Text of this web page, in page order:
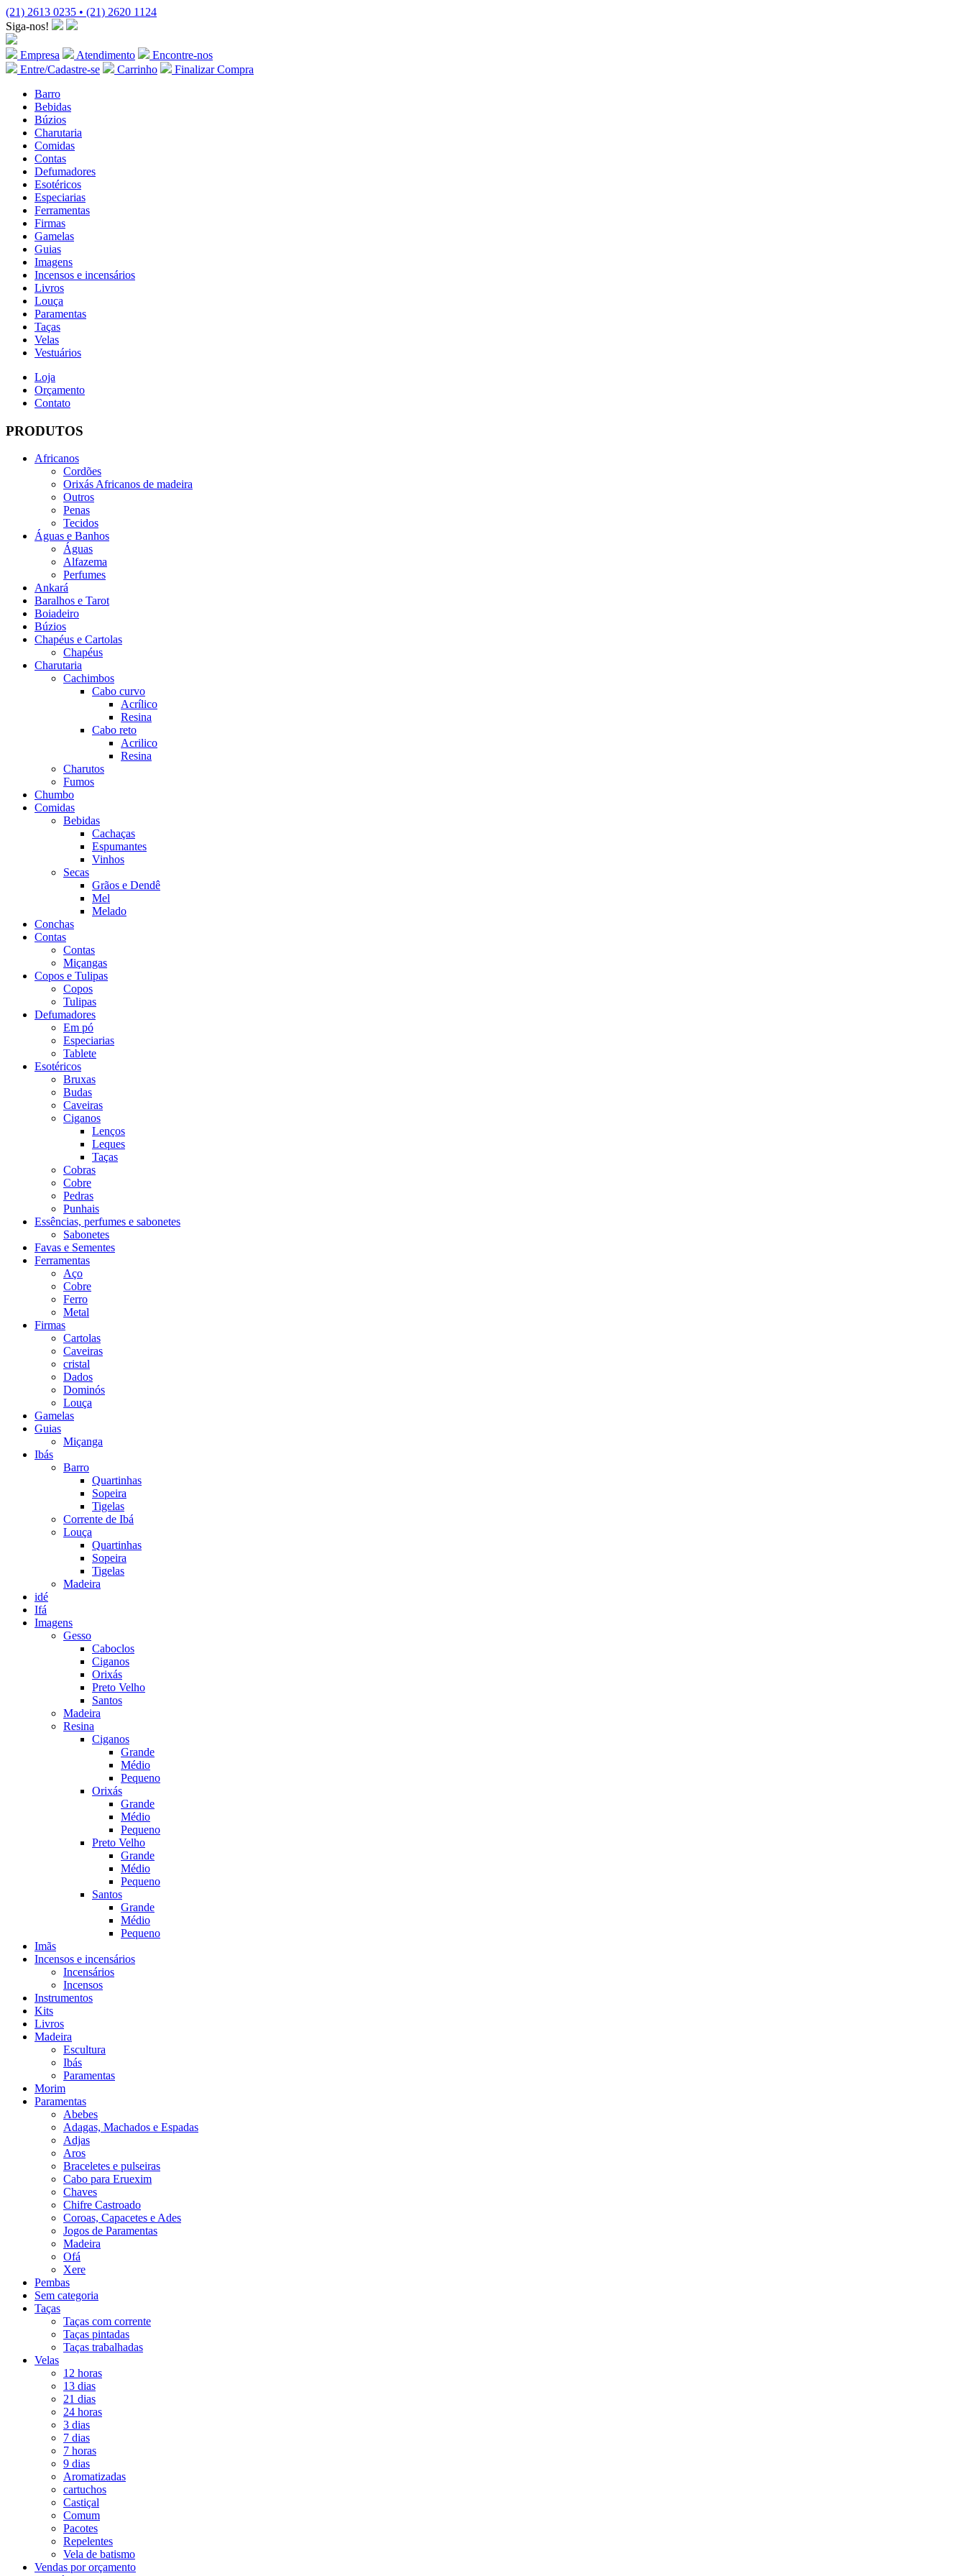
(21) 2613 0235 • (21) 2620 1124
Siga-nos!
Empresa Atendimento
Encontre-nos
Entre/Cadastre-se
Carrinho
Finalizar Compra
Barro
Bebidas
Búzios
Charutaria
Comidas
Contas
Defumadores
Esotéricos
Especiarias
Ferramentas
Firmas
Gamelas
Guias
Imagens
Incensos e incensários
Livros
Louça
Paramentas
Taças
Velas
Vestuários
Loja
Orçamento
Contato
PRODUTOS
Africanos
Cordões
Orixás Africanos de madeira
Outros
Penas
Tecidos
Águas e Banhos
Águas
Alfazema
Perfumes
Ankará
Baralhos e Tarot
Boiadeiro
Búzios
Chapéus e Cartolas
Chapéus
Charutaria
Cachimbos
Cabo curvo
Acrílico
Resina
Cabo reto
Acrilico
Resina
Charutos
Fumos
Chumbo
Comidas
Bebidas
Cachaças
Espumantes
Vinhos
Secas
Grãos e Dendê
Mel
Melado
Conchas
Contas
Contas
Miçangas
Copos e Tulipas
Copos
Tulipas
Defumadores
Em pó
Especiarias
Tablete
Esotéricos
Bruxas
Budas
Caveiras
Ciganos
Lenços
Leques
Taças
Cobras
Cobre
Pedras
Punhais
Essências, perfumes e sabonetes
Sabonetes
Favas e Sementes
Ferramentas
Aço
Cobre
Ferro
Metal
Firmas
Cartolas
Caveiras
cristal
Dados
Dominós
Louça
Gamelas
Guias
Miçanga
Ibás
Barro
Quartinhas
Sopeira
Tigelas
Corrente de Ibá
Louça
Quartinhas
Sopeira
Tigelas
Madeira
idé
Ifá
Imagens
Gesso
Caboclos
Ciganos
Orixás
Preto Velho
Santos
Madeira
Resina
Ciganos
Grande
Médio
Pequeno
Orixás
Grande
Médio
Pequeno
Preto Velho
Grande
Médio
Pequeno
Santos
Grande
Médio
Pequeno
Imãs
Incensos e incensários
Incensários
Incensos
Instrumentos
Kits
Livros
Madeira
Escultura
Ibás
Paramentas
Morim
Paramentas
Abebes
Adagas, Machados e Espadas
Adjas
Aros
Braceletes e pulseiras
Cabo para Eruexim
Chaves
Chifre Castroado
Coroas, Capacetes e Ades
Jogos de Paramentas
Madeira
Ofá
Xere
Pembas
Sem categoria
Taças
Taças com corrente
Taças pintadas
Taças trabalhadas
Velas
12 horas
13 dias
21 dias
24 horas
3 dias
7 dias
7 horas
9 dias
Aromatizadas
cartuchos
Castiçal
Comum
Pacotes
Repelentes
Vela de batismo
Vendas por orçamento